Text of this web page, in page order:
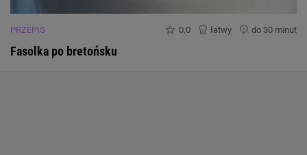
PRZEPIS 0,0 łatwy do 30 minut
Fasolka po bretońsku